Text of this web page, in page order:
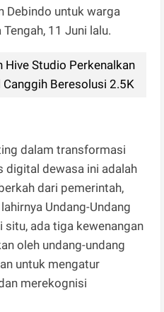
Debindo untuk warga
11 Juni lalu.
Hive Studio Perkenalkan
Beresolusi 2.5K
dalam transformasi
digital dewasa ini adalah
dari pemerintah,
Undang-Undang
situ, ada tiga kewenangan
oleh undang-undang
untuk mengatur
merekognisi